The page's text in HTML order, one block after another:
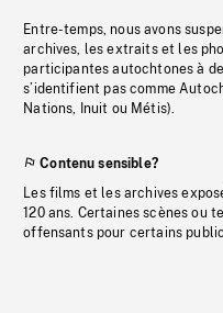
Entre-temps, nous avons
archives, les extraits et les
participantes autochtones à
s’identifient pas comme
Nations, Inuit ou Métis).
Contenu sensible?
Les films et les archives
120 ans. Certaines scènes ou
offensants pour certains